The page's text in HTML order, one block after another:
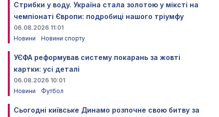
Стрибки у воду. Україна стала золотою у міксті на
чемпіонаті Європи: подробиці нашого тріумфу
06.08.2026 11:01
Новини
Новини спорту
УЄФА реформував систему покарань за жовті
картки: усі деталі
06.08.2026 10:01
Новини
Футбол
Сьогодні київське Динамо розпочне свою битву за